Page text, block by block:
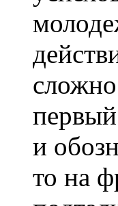
первый
и
то на